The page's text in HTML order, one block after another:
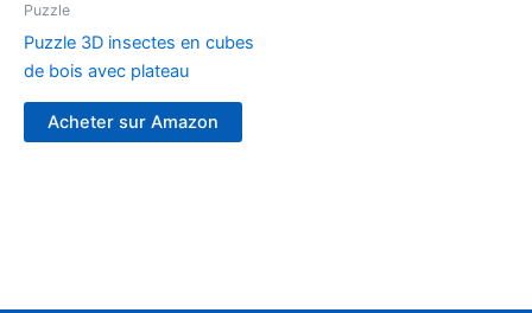
Puzzle
Puzzle 3D insectes en cubes
de bois avec plateau
Acheter sur Amazon